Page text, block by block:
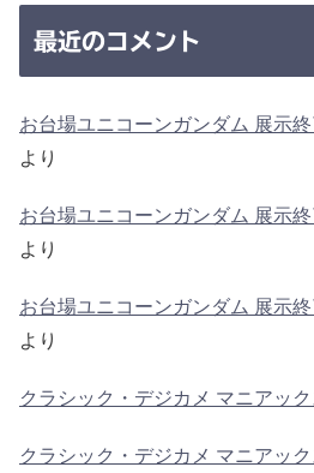
最近のコメント
お台場ユニコーンガンダム 展示
より
お台場ユニコーンガンダム 展示
より
お台場ユニコーンガンダム 展示
より
クラシック・デジカメ マニアック
クラシック・デジカメ マニアック